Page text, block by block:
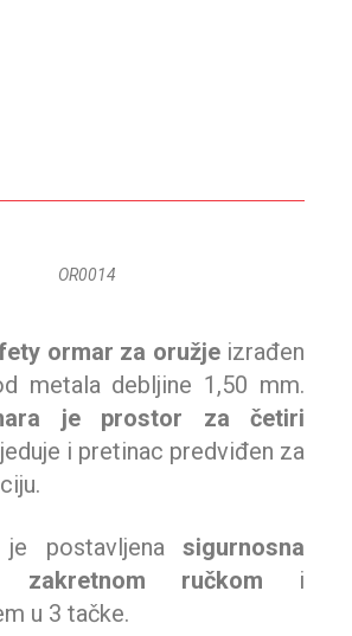
OR0014
ormar za oružjeizrađen
metala debljine 1,50 mm.
je prostor za četiri
i pretinac predviđen za
postavljena sigurnosna
ručkom i
u 3 tačke.